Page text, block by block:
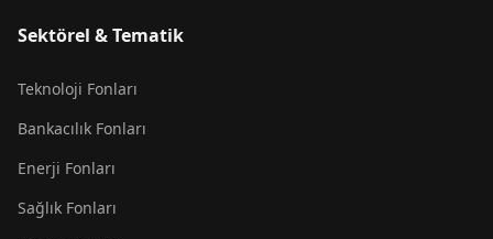
Sektörel & Tematik
Teknoloji Fonları
Bankacılık Fonları
Enerji Fonları
Sağlık Fonları